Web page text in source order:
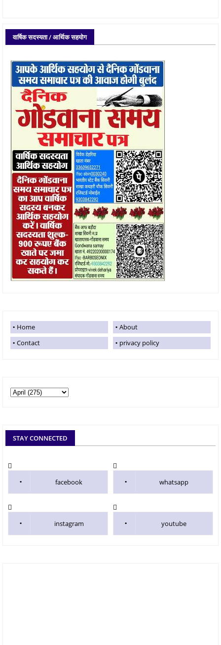
वार्षिक सदस्यता / आर्थिक सहयोग
Home
About
Contact
privacy policy
STAY CONNECTED
facebook whatsapp
instagram youtube